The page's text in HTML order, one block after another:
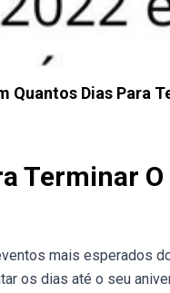
Quantos Dias Para
Terminar
mais esperados
os dias até o seu